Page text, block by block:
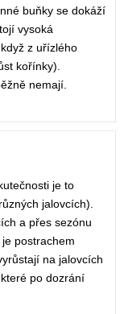
buňky se dokáží
vysoká
z uřízlého
kořínky).
nemají.
je to
jalovcích).
a přes sezónu
postrachem
na jalovcích
po dozrání